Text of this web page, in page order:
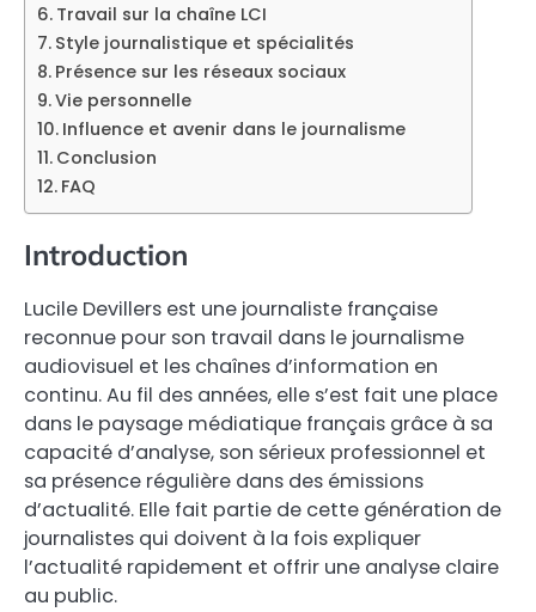
Travail sur la chaîne LCI
Style journalistique et spécialités
Présence sur les réseaux sociaux
Vie personnelle
Influence et avenir dans le journalisme
Conclusion
FAQ
Introduction
Lucile Devillers est une journaliste française
reconnue pour son travail dans le journalisme
audiovisuel et les chaînes d’information en
continu. Au fil des années, elle s’est fait une place
dans le paysage médiatique français grâce à sa
capacité d’analyse, son sérieux professionnel et
sa présence régulière dans des émissions
d’actualité. Elle fait partie de cette génération de
journalistes qui doivent à la fois expliquer
l’actualité rapidement et offrir une analyse claire
au public.